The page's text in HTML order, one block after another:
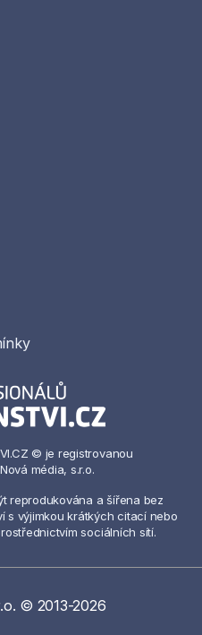
© je registrovanou
média, s.r.o.
reprodukována a šířena bez
s výjimkou krátkých citací nebo
sociálních sítí.
© 2013-2026